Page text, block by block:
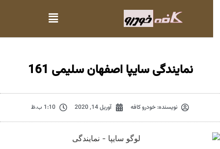
نمایندگی سایپا اصفهان سلیمی 161
نویسنده:خودرو کافه آوریل 14, 2020 1:10 ب.ظ